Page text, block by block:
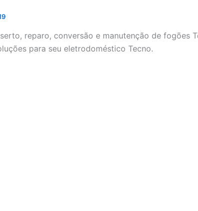
reparo, conversão e manutenção de fogões
para seu eletrodoméstico Tecno.